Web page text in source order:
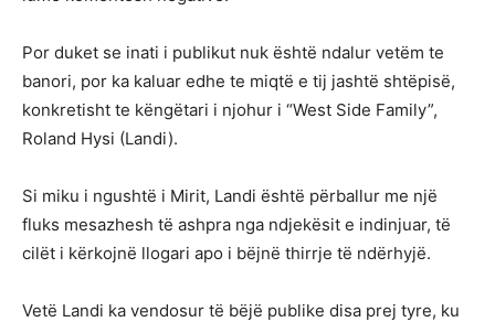
Por duket se inati i publikut nuk është ndalur vetëm te
banori, por ka kaluar edhe te miqtë e tij jashtë shtëpisë,
konkretisht te këngëtari i njohur i “West Side Family”,
Roland Hysi (Landi).
Si miku i ngushtë i Mirit, Landi është përballur me një
fluks mesazhesh të ashpra nga ndjekësit e indinjuar, të
cilët i kërkojnë llogari apo i bëjnë thirrje të ndërhyjë.
Vetë Landi ka vendosur të bëjë publike disa prej tyre, ku